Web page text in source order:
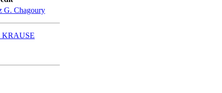
G. Chagoury
KRAUSE